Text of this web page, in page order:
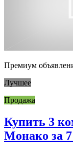
Премиум
Лучшее
Продажа
Купить 3
Монако за